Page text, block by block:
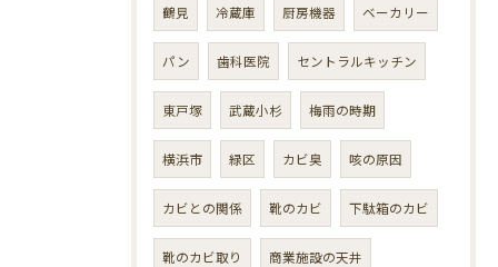
鶴見 冷蔵庫 厨房機器 ベーカリー
パン 歯科医院 セントラルキッチン
東戸塚 武蔵小杉 梅雨の時期
横浜市 緑区 カビ臭 咳の原因
カビとの関係 靴のカビ 下駄箱のカビ
靴のカビ取り 商業施設の天井